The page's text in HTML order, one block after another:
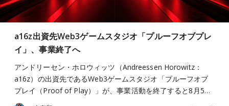
a16z出資先Web3ゲームスタジオ「プルーフオブプレ
イ」、事業終了へ
アンドリーセン・ホロウィッツ（Andreessen Horowitz：
a16z）の出資先であるWeb3ゲームスタジオ「プルーフオブ
プレイ（Proof of Play）」が、事業活動を終了すると8月5…